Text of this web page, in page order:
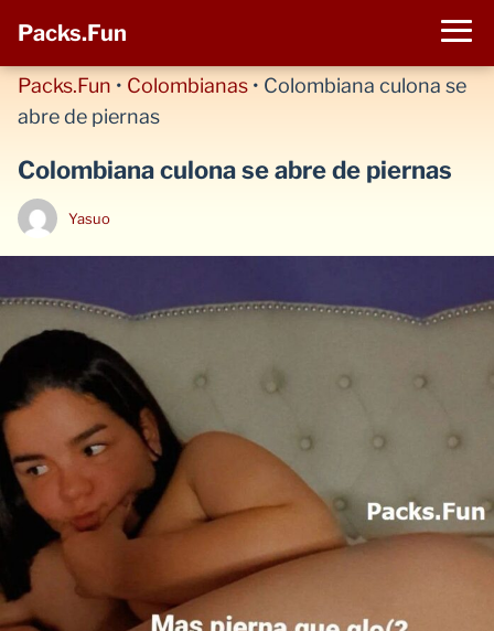
Packs.Fun
Packs.Fun • Colombianas • Colombiana culona se
abre de piernas
Colombiana culona se abre de piernas
Yasuo